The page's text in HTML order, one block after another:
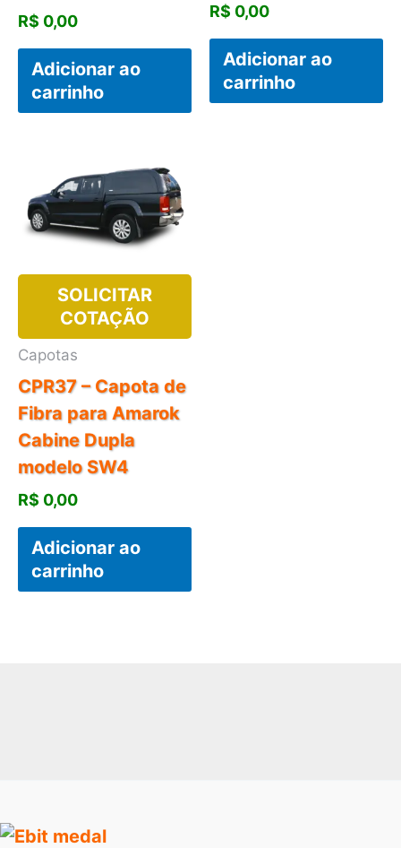
R$ 0,00
Adicionar ao
carrinho
R$ 0,00
Adicionar ao
carrinho
SOLICITAR
COTAÇÃO
Capotas
CPR37 – Capota de
Fibra para Amarok
Cabine Dupla
modelo SW4
R$ 0,00
Adicionar ao
carrinho